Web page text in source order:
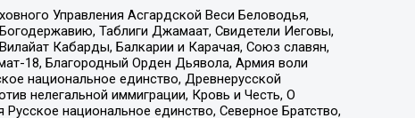
Управления Асгардской Веси Беловодья,
Таблиги Джамаат, Свидетели Иеговы,
Кабарды, Балкарии и Карачая, Союз славян,
18, Благородный Орден Дьявола, Армия воли
национальное единство, Древнерусской
нелегальной иммиграции, Кровь и Честь, О
национальное единство, Северное Братство,